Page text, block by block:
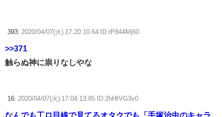
393: 2020/04/07(火) 17:20:10.64 ID:rP844Mj60
>>371
触らぬ神に祟りなしやな
16: 2020/04/07(火) 17:04:13.85 ID:2hHtVG3v0
なんでも工ロ目線で見てるオタクでも「手塚治虫のキャラ